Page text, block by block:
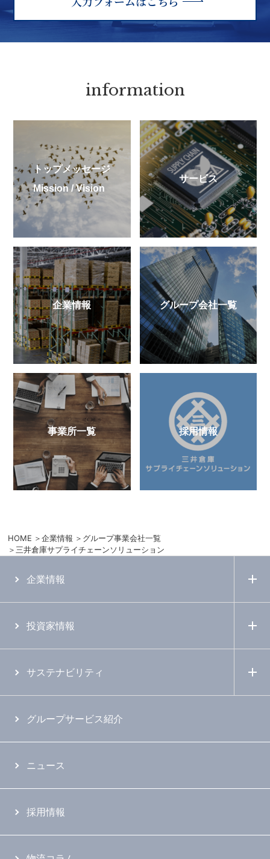
information
トップメッセージ
Mission / Vision
サービス
企業情報 グループ会社一覧
事業所一覧 採用情報
HOME 企業情報
グループ事業会社一覧
三井倉庫サプライチェーンソリューション
企業情報
投資家情報
サステナビリティ
グループサービス紹介
ニュース
採用情報